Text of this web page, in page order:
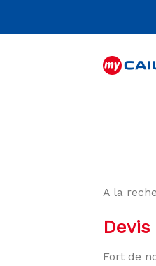
A la
Fort de